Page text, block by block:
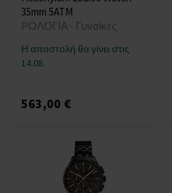
35mm 5ATM
ΡΟΛΟΓΙΑ - Γυναίκες
Η αποστολή θα γίνει στις
14.08.
563,00 €